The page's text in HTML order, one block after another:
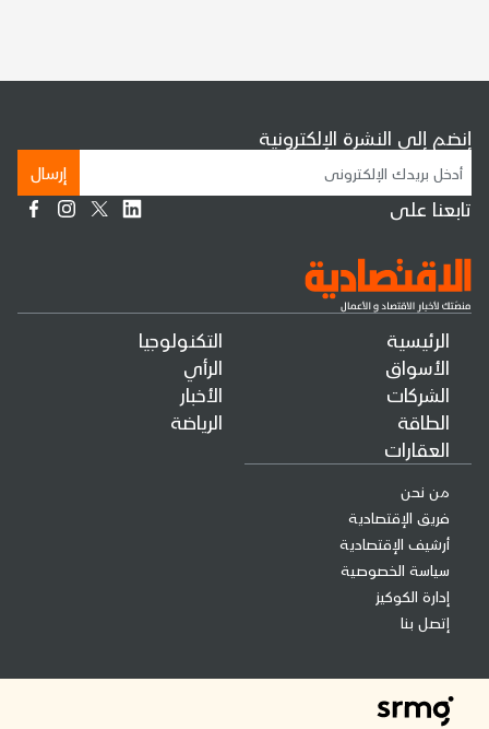
الرئيسية
الأسواق
الشركات
الطاقة
العقارات
التكنولوجيا
الرأي
الأخبار
الرياضة
من نحن
فريق الإقتصادية
أرشيف الإقتصادية
سياسة الخصوصية
إدارة الكوكيز
إتصل بنا
إنضم إلى النشرة الإلكترونية
إرسال
تابعنا على